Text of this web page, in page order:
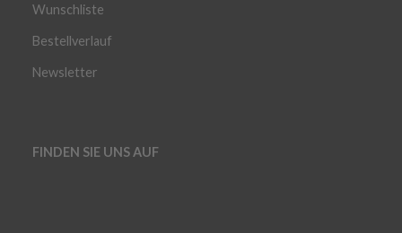
Wunschliste
Bestellverlauf
Newsletter
FINDEN SIE UNS AUF